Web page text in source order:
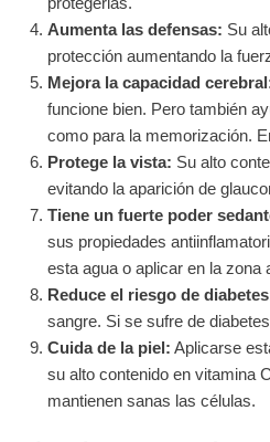
Aumenta las defensas: Su
protección aumentando la
Mejora la capacidad
funcione bien. Pero también
como para la memorización.
Protege la vista: Su alto
evitando la aparición de
Tiene un fuerte poder
sus propiedades
esta agua o aplicar en la zona
Reduce el riesgo de
sangre. Si se sufre de
Cuida de la piel: Aplicarse
su alto contenido en vitamina
mantienen sanas las células.